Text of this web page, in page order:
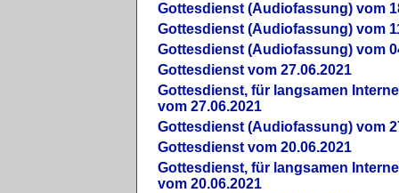
Gottesdienst (Audiofassung) vom
Gottesdienst (Audiofassung) vom
Gottesdienst (Audiofassung) vom
Gottesdienst vom 27.06.2021
Gottesdienst, für langsamen
vom 27.06.2021
Gottesdienst (Audiofassung) vom
Gottesdienst vom 20.06.2021
Gottesdienst, für langsamen
vom 20.06.2021